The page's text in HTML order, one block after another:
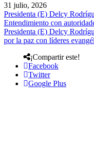
31 julio, 2026
Presidenta (E) Delcy
Entendimiento con
Presidenta (E) Delcy
por la paz con líderes
¡Compartir este!
Facebook
Twitter
Google Plus